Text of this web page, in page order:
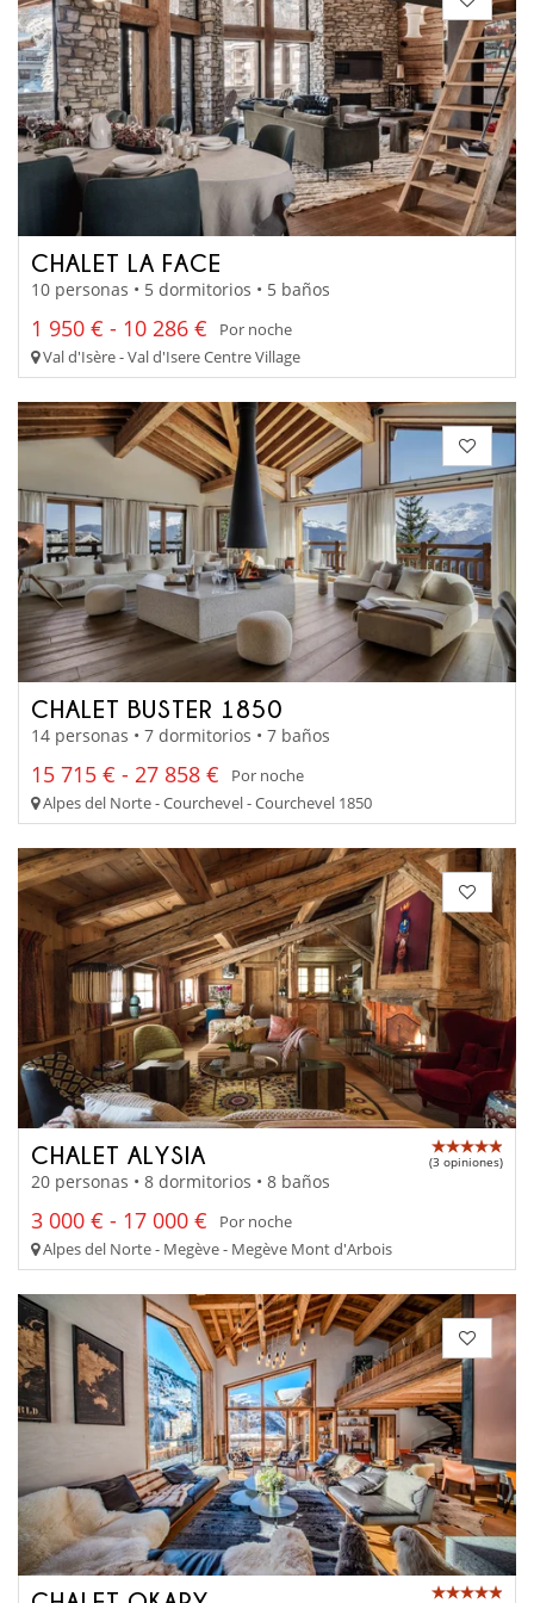
CHALET LA FACE
10 personas • 5 dormitorios • 5 baños
1 950 € - 10 286 €
Por noche
Val d'Isère - Val d'Isere Centre Village
CHALET BUSTER 1850
14 personas • 7 dormitorios • 7 baños
15 715 € - 27 858 €
Por noche
Alpes del Norte - Courchevel - Courchevel 1850
CHALET ALYSIA (3 opiniones)
20 personas • 8 dormitorios • 8 baños
3 000 € - 17 000 €
Por noche
Alpes del Norte - Megève - Megève Mont d'Arbois